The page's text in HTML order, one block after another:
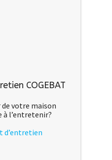
COGEBAT
votre maison
à l’entretenir?
d’entretien